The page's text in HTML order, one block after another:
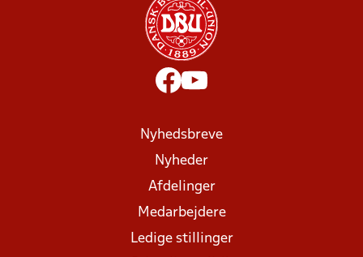
Nyhedsbreve
Nyheder
Afdelinger
Medarbejdere
Ledige stillinger